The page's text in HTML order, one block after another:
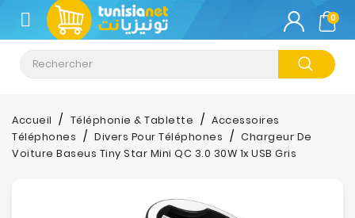
CATÉGORIE
Climatisation
Informatique
Téléphonie
0
Accueil Téléphonie & Tablette
Accessoires
Téléphones
Divers Pour Téléphones
Chargeur De
Voiture Baseus Tiny Star Mini QC 3.0 30W 1x USB Gris